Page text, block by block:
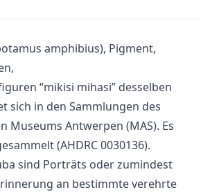
amphibius), Pigment,
“mikisi mihasi” desselben
sich in den Sammlungen des
Museums Antwerpen (MAS). Es
(AHDRC 0030136).
sind Porträts oder zumindest
an bestimmte verehrte